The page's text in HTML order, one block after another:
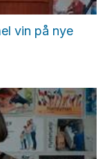
vin på nye